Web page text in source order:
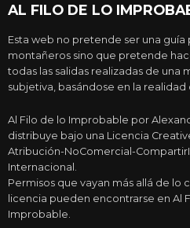
AL FILO DE LO
Esta web no pretende ser una guía
montañeros sino que pretende
todas las salidas realizadas de una
subjetiva, basándose en la realidad
Al Filo de lo Improbable por
distribuye bajo una Licencia
Atribución-NoComercial-
Internacional.
Permisos que vayan más allá de lo
licencia pueden encontrarse en Al
Improbable.